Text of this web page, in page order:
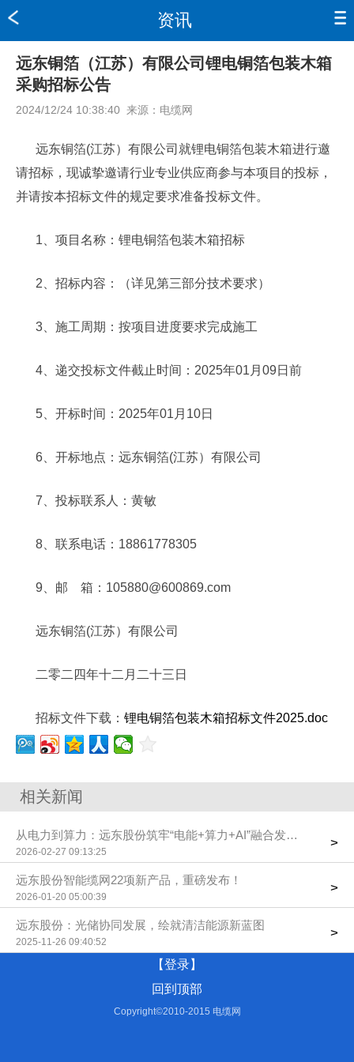
资讯
远东铜箔（江苏）有限公司锂电铜箔包装木箱
采购招标公告
2024/12/24 10:38:40 来源： 电缆网
远东铜箔(江苏）有限公司就锂电铜箔包装木箱进行邀
请招标，现诚挚邀请行业专业供应商参与本项目的投标，
并请按本招标文件的规定要求准备投标文件。
1、项目名称：锂电铜箔包装木箱招标
2、招标内容：（详见第三部分技术要求）
3、施工周期：按项目进度要求完成施工
4、递交投标文件截止时间：2025年01月09日前
5、开标时间：2025年01月10日
6、开标地点：远东铜箔(江苏）有限公司
7、投标联系人：黄敏
8、联系电话：18861778305
9、邮 箱：105880@600869.com
远东铜箔(江苏）有限公司
二零二四年十二月二十三日
招标文件下载： 锂电铜箔包装木箱招标文件2025.doc
相关新闻
从电力到算力：远东股份筑牢“电能+算力+AI”融合发展根基
2026-02-27 09:13:25
>
远东股份智能缆网22项新产品，重磅发布！
2026-01-20 05:00:39
>
远东股份：光储协同发展，绘就清洁能源新蓝图
2025-11-26 09:40:52
>
【登录】
回到顶部
Copyright©2010-2015 电缆网